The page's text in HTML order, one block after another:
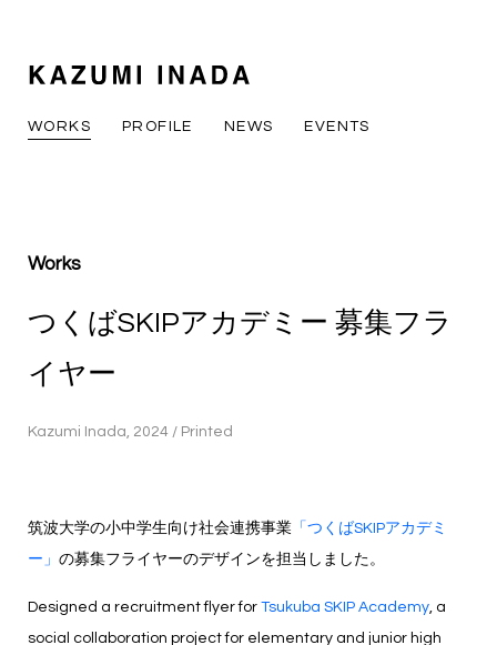
WORKS PROFILE NEWS EVENTS
Works
つくばSKIPアカデミー 募集フラ
イヤー
Kazumi Inada, 2024 / Printed
筑波大学の小中学生向け社会連携事業 「つくばSKIPアカデミ
ー」 の募集フライヤーのデザインを担当しました。
Designed a recruitment flyer for Tsukuba SKIP Academy, a
social collaboration project for elementary and junior high